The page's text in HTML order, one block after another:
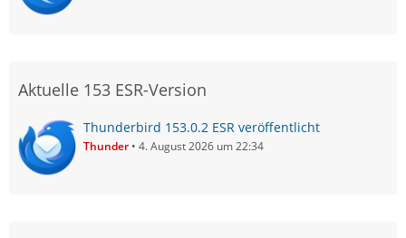
Aktuelle 153 ESR-Version
Thunderbird 153.0.2 ESR veröffentlicht
Thunder 4. August 2026 um 22:34